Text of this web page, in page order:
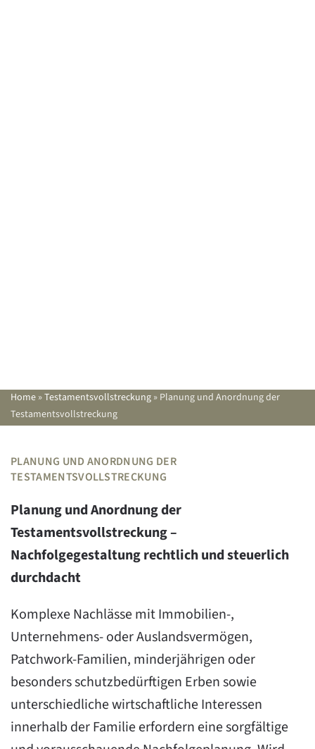
Home »Testamentsvollstreckung » Planung und Anordnung der
Testamentsvollstreckung
PLANUNG UND ANORDNUNG DER
TESTAMENTSVOLLSTRECKUNG
Planung und Anordnung der
Testamentsvollstreckung –
Nachfolgegestaltung rechtlich und steuerlich
durchdacht
Komplexe Nachlässe mit Immobilien-,
Unternehmens- oder Auslandsvermögen,
Patchwork-Familien, minderjährigen oder
besonders schutzbedürftigen Erben sowie
unterschiedliche wirtschaftliche Interessen
innerhalb der Familie erfordern eine sorgfältige